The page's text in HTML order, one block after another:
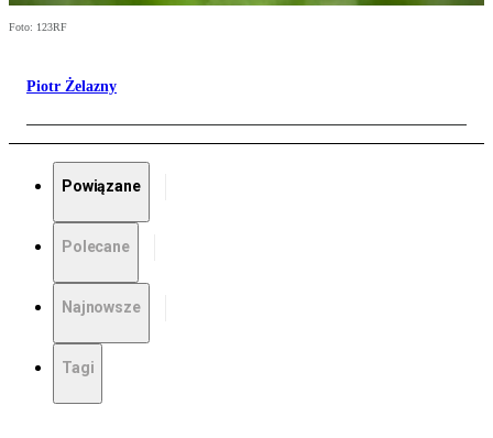
Foto: 123RF
Piotr Żelazny
Powiązane
Polecane
Najnowsze
Tagi